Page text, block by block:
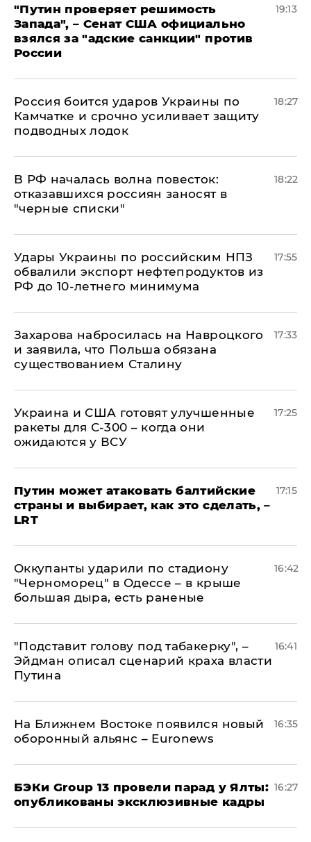
"Путин проверяет решимость
Запада", – Сенат США официально
взялся за "адские санкции" против
России
19:13
Россия боится ударов Украины по
Камчатке и срочно усиливает защиту
подводных лодок
18:27
​В РФ началась волна повесток:
отказавшихся россиян заносят в
"черные списки"
18:22
Удары Украины по российским НПЗ
обвалили экспорт нефтепродуктов из
РФ до 10-летнего минимума
17:55
​Захарова набросилась на Навроцкого
и заявила, что Польша обязана
существованием Сталину
17:33
Украина и США готовят улучшенные
ракеты для С-300 – когда они
ожидаются у ВСУ
17:25
Путин может атаковать балтийские
страны и выбирает, как это сделать, –
LRT
17:15
Оккупанты ударили по стадиону
"Черноморец" в Одессе – в крыше
большая дыра, есть раненые
16:42
​"Подставит голову под табакерку", –
Эйдман описал сценарий краха власти
Путина
16:41
На Ближнем Востоке появился новый
оборонный альянс – Euronews
16:35
​БЭКи Group 13 провели парад у Ялты:
опубликованы эксклюзивные кадры
16:27